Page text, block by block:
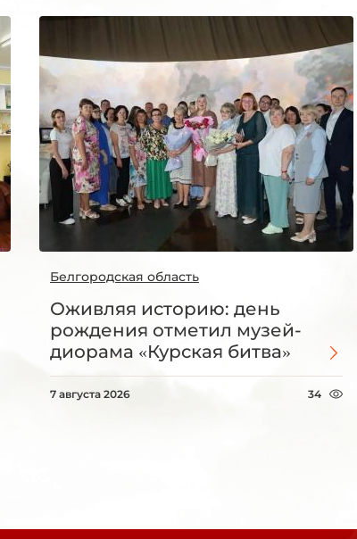
Белгородская область
Оживляя историю: день
рождения отметил музей-
диорама «Курская битва»
7 августа 2026 34